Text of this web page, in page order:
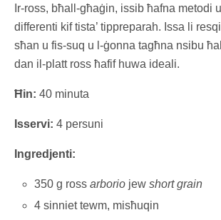
Ir-ross, bħall-għaġin, issib ħafna metodi
differenti kif tista’ tippreparah. Issa li
sħan u fis-suq u l-ġonna tagħna nsibu
dan il-platt ross ħafif huwa ideali.
Ħin: 40 minuta
Isservi: 4 persuni
Ingredjenti:
350 g rossarborio jew short grain
4 sinniet tewm, misħuqin